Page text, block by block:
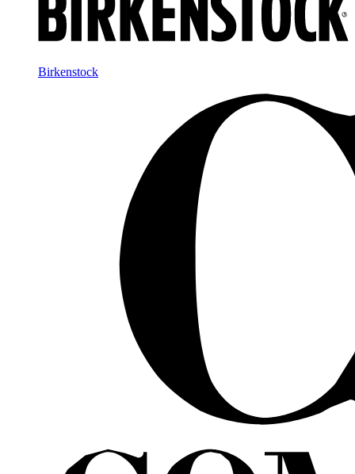
Birkenstock